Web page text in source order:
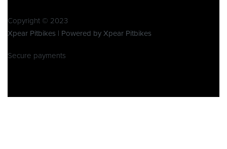
Copyright © 2023
Xpear Pitbikes | Powered by Xpear Pitbikes
Secure payments